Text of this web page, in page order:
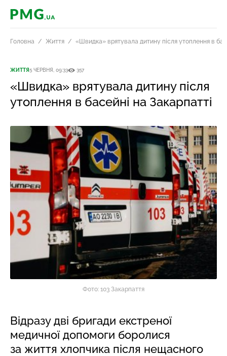
PMG.ua
Головна Життя «Швидка» врятувала дитину після утоплення в
ЖИТТЯ5 ЧЕРВНЯ, 09:33 357
«Швидка» врятувала дитину після
утоплення в басейні на Закарпатті
Фото: 103 Закарпаття
Відразу дві бригади екстреної
медичної допомоги боролися
за життя хлопчика після нещасного